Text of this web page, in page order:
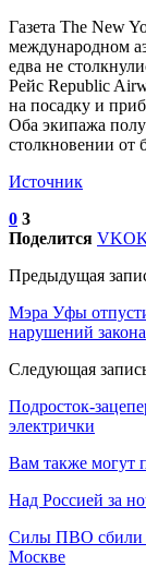
Газета The New
международном
едва не
Рейс Republic
на посадку и
Оба экипажа
столкновении от
Источник
0 3
Поделится VK
Предыдущая
Мэра Уфы
нарушений закона
Следующая
Подросток-
электрички
Вам также могут
Над Россией за
Силы ПВО сбили
Москве